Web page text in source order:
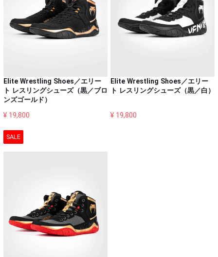
Elite Wrestling Shoes／エリー
ト レスリングシューズ（黒／ブロ
ンズゴールド）
¥ 19,800
Elite Wrestling Shoes／エリー
ト レスリングシューズ（黒／白）
¥ 19,800
SALE